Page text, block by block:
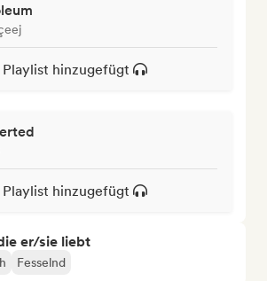
hinzugefügt
hinzugefügt
er/sie liebt
Fesselnd